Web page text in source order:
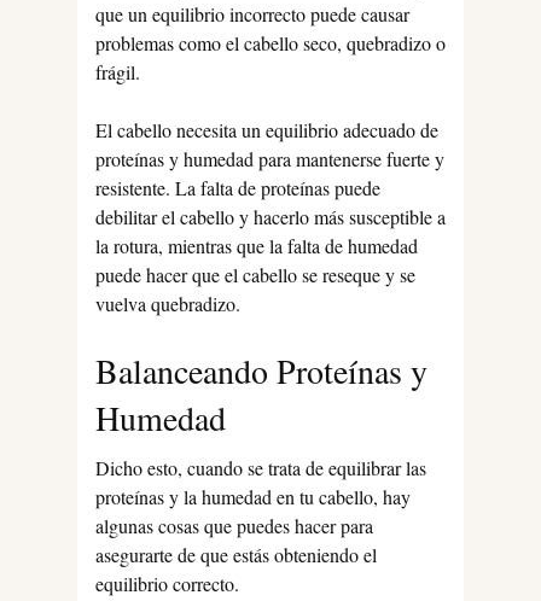
que un equilibrio incorrecto puede causar
problemas como el cabello seco, quebradizo o
frágil.
El cabello necesita un equilibrio adecuado de
proteínas y humedad para mantenerse fuerte y
resistente. La falta de proteínas puede
debilitar el cabello y hacerlo más susceptible a
la rotura, mientras que la falta de humedad
puede hacer que el cabello se reseque y se
vuelva quebradizo.
Balanceando Proteínas y
Humedad
Dicho esto, cuando se trata de equilibrar las
proteínas y la humedad en tu cabello, hay
algunas cosas que puedes hacer para
asegurarte de que estás obteniendo el
equilibrio correcto.